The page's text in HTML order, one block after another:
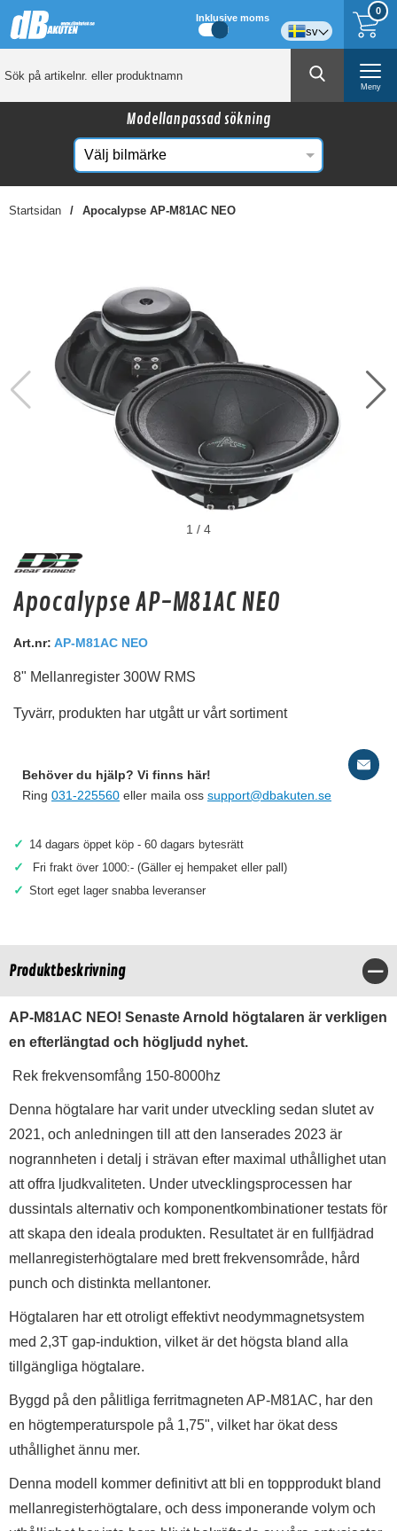
0
Inklusive moms
sv
Meny
Modellanpassad sökning
Startsidan Apocalypse AP-M81AC NEO
dig?
MDF ring 8" försänkt
Monteringsring
Snabblager 1-3 dagar
1 / 4
Apocalypse AP-M81AC NEO
Art.nr: AP-M81AC NEO
8" Mellanregister 300W RMS
Tyvärr, produkten har utgått ur vårt sortiment
Behöver du hjälp? Vi finns här!
Ring 031-225560 eller maila oss support@dbakuten.se
✓ 14 dagars öppet köp - 60 dagars bytesrätt
✓ Fri frakt över 1000:- (Gäller ej hempaket eller pall)
✓ Stort eget lager snabba leveranser
Produktbeskrivning
AP-M81AC NEO! Senaste Arnold högtalaren är verkligen
en efterlängtad och högljudd nyhet.
Rek frekvensomfång 150-8000hz
Denna högtalare har varit under utveckling sedan slutet av
2021, och anledningen till att den lanserades 2023 är
nogrannheten i detalj i strävan efter maximal uthållighet utan
att offra ljudkvaliteten. Under utvecklingsprocessen har
dussintals alternativ och komponentkombinationer testats för
att skapa den ideala produkten. Resultatet är en fullfjädrad
mellanregisterhögtalare med brett frekvensområde, hård
punch och distinkta mellantoner.
Högtalaren har ett otroligt effektivt neodymmagnetsystem
med 2,3T gap-induktion, vilket är det högsta bland alla
tillgängliga högtalare.
Byggd på den pålitliga ferritmagneten AP-M81AC, har den
en högtemperaturspole på 1,75", vilket har ökat dess
uthållighet ännu mer.
Denna modell kommer definitivt att bli en toppprodukt bland
mellanregisterhögtalare, och dess imponerande volym och